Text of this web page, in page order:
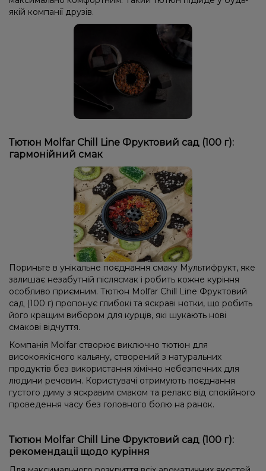
якій компанії друзів.
Тютюн Molfar Chill Line Фруктовий сад (100 г):
гармонійний смак
Пориньте в унікальне поєднання смаку Мультифрукт, яке
залишає незабутній післясмак і робить кожне куріння
особливо приємним. Тютюн Molfar Chill Line Фруктовий
сад (100 г) пропонує глибокі та яскраві нотки, що робить
його кращим вибором для курців, які шукають нові
смакові відчуття.
Компанія Molfar створює виключно тютюн для
високоякісного кальяну, створений з натуральних
продуктів без використання хімічно небезпечних для
людини речовин. Користувачі отримують поєднання
густого диму з яскравим смаком та релакс від спокійного
проведення часу без головного болю на ранок.
Тютюн Molfar Chill Line Фруктовий сад (100 г):
рекомендації щодо куріння